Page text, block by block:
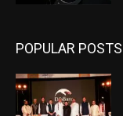
POPULAR POSTS